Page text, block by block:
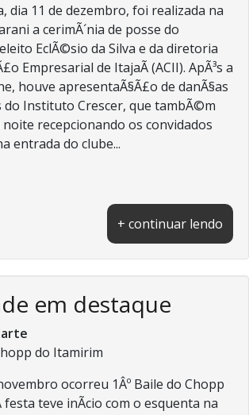
dia 11 de dezembro, foi realizada na
a cerimÃ´nia de posse do
EclÃ©sio da Silva e da diretoria
Empresarial de ItajaÃ­ (ACII). ApÃ³s a
houve apresentaÃ§Ã£o de danÃ§as
do Instituto Crescer, que tambÃ©m
recepcionando os convidados
entrada do clube...
+ continuar lendo
em destaque
do Itamirim
ocorreu 1Âº Baile do Chopp
festa teve inÃ­cio com o esquenta na